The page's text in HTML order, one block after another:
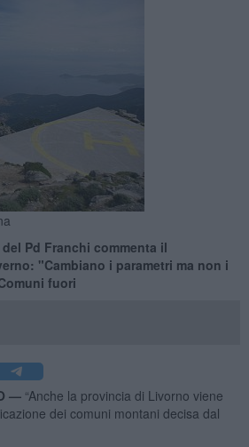
Pd Franchi commenta il
"Cambiano i parametri ma non i
fuori
— “Anche la provincia di Livorno viene
dei comuni montani decisa dal